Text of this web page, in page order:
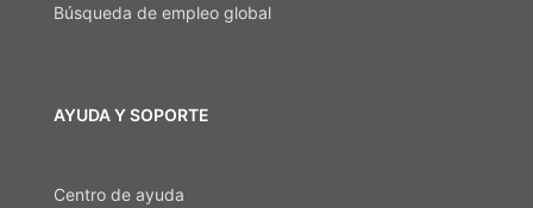
Búsqueda de empleo global
AYUDA Y SOPORTE
Centro de ayuda